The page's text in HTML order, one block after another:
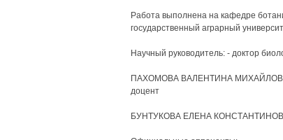
Работа выполнена на кафедре
государственный аграрный
Научный руководитель: - доктор
ПАХОМОВА ВАЛЕНТИНА МИХАЙЛОВНА
доцент
БУНТУКОВА ЕЛЕНА